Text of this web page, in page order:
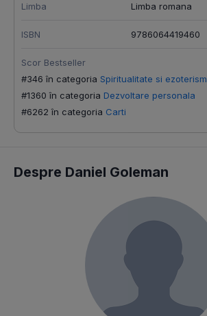
Limba Limba romana
ISBN 9786064419460
Scor Bestseller
#346 în categoria Spiritualitate si ezoterism
#1360 în categoria Dezvoltare personala
#6262 în categoria Carti
Despre Daniel Goleman